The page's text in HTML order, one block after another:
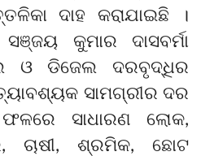
ଦାହ କରାଯାଇଛି ।
କୁମାର ଦାସବର୍ମା
ଓ ଡିଜେଲ ଦରବୃଦ୍ଧିର
ସାମଗ୍ରୀର ଦର
ସାଧାରଣ ଲୋକ,
ଚାଷୀ, ଶ୍ରମିକ, ଛୋଟ